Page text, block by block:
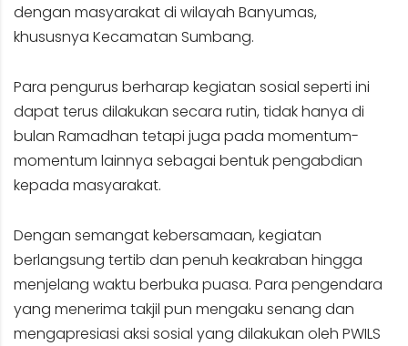
dengan masyarakat di wilayah Banyumas,
khususnya Kecamatan Sumbang.
Para pengurus berharap kegiatan sosial seperti ini
dapat terus dilakukan secara rutin, tidak hanya di
bulan Ramadhan tetapi juga pada momentum-
momentum lainnya sebagai bentuk pengabdian
kepada masyarakat.
Dengan semangat kebersamaan, kegiatan
berlangsung tertib dan penuh keakraban hingga
menjelang waktu berbuka puasa. Para pengendara
yang menerima takjil pun mengaku senang dan
mengapresiasi aksi sosial yang dilakukan oleh PWILS